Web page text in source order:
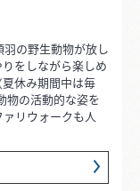
の野生動物が放し
をしながら楽しめ
休み期間中は毎
物の活動的な姿を
リウォークも人